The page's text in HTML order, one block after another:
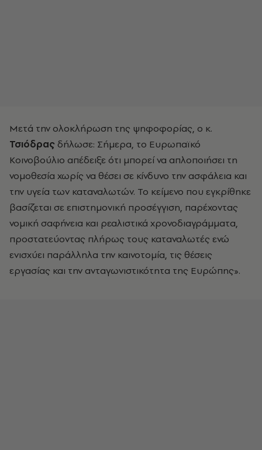
Μετά την ολοκλήρωση της ψηφοφορίας, ο κ.
Τσιόδρας δήλωσε: Σήμερα, το Ευρωπαϊκό
Κοινοβούλιο απέδειξε ότι μπορεί να απλοποιήσει τη
νομοθεσία χωρίς να θέσει σε κίνδυνο την ασφάλεια και
την υγεία των καταναλωτών. Το κείμενο που εγκρίθηκε
βασίζεται σε επιστημονική προσέγγιση, παρέχοντας
νομική σαφήνεια και ρεαλιστικά χρονοδιαγράμματα,
προστατεύοντας πλήρως τους καταναλωτές ενώ
ενισχύει παράλληλα την καινοτομία, τις θέσεις
εργασίας και την ανταγωνιστικότητα της Ευρώπης».